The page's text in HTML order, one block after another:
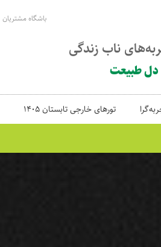
باشگاه مشتریان
ناب زندگی
دل طبیعت
تورهای خارجی تابستان 1405